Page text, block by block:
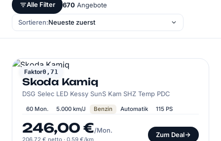
Alle Filter 670 Angebote
Sortieren:
Faktor0,71
SKODA
Skoda Kamiq
DSG Selec LED Kessy SunS Kam SHZ Temp PDC
60 Mon. 5.000 km/J Benzin Automatik 115 PS
246,00 €/Mon.
206,72 € netto · 0,59 €/km
Zum Deal